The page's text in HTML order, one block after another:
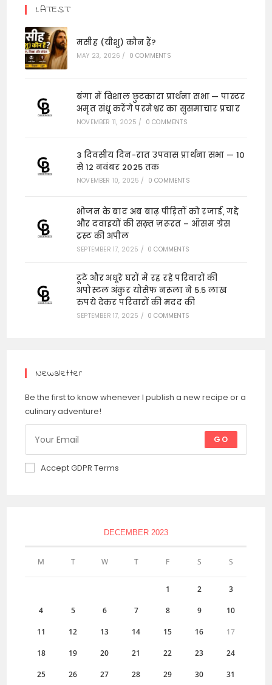
LATEST
मसीह (यीशु) कौन हैं?
MAY 23, 2026 / 0 COMMENTS
बंगा में विशाल छुटकारा प्रार्थना सभा — पास्टर
अमृत संधू करेंगे परमेश्वर का सुसमाचार प्रचार
NOVEMBER 11, 2025 / 0 COMMENTS
3 दिवसीय दिन-रात उपवास प्रार्थना सभा — 10
से 12 नवंबर 2025 तक
NOVEMBER 10, 2025 / 0 COMMENTS
भोजन के बाद अब बाढ़ पीड़ितों को रजाई, गद्दे
और दवाइयों की सख़्त ज़रूरत – ऑसम ग्रेस
ट्रस्ट की अपील
SEPTEMBER 17, 2025 / 0 COMMENTS
टूटे और अधूरे घरों में रह रहे परिवारों की
अपोस्टल अंकुर योसेफ नरूला ने 5.5 लाख
रुपये देकर परिवारों की मदद की
SEPTEMBER 17, 2025 / 0 COMMENTS
Newsletter
Be the first to know whenever I publish a new recipe or a
culinary adventure!
GO
Accept GDPR Terms
DECEMBER 2023
M T W T F S S
1 2 3
4 5 6 7 8 9 10
11 12 13 14 15 16 17
18 19 20 21 22 23 24
25 26 27 28 29 30 31